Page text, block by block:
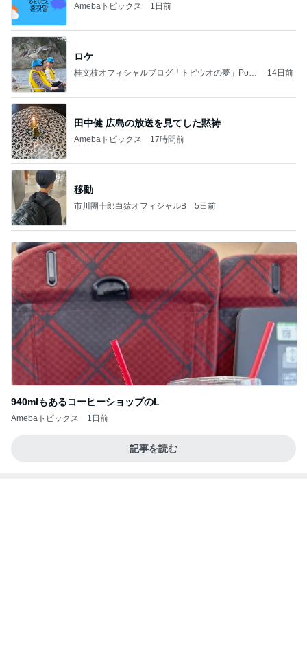
Amebaトピックス 1日前
ロケ
桂文枝オフィシャルブログ「トビウオの夢」Pow
14日前
田中健 広島の放送を見てした黙祷
Amebaトピックス 17時間前
移動
市川團十郎白猿オフィシャルB 5日前
940mlもあるコーヒーショップのL
Amebaトピックス 1日前
記事を読む